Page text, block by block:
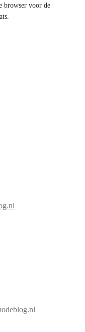
browser voor de